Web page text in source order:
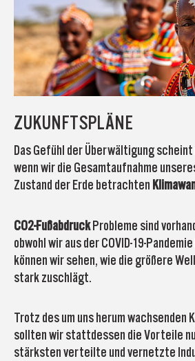
ZUKUNFTSPLÄNE
Das Gefühl der Überwältigung
wenn wir die Gesamtaufnahme
Zustand der Erde betrachten
CO2-FußabdruckProbleme sind
obwohl wir aus der COVID-19-
können wir sehen, wie die größere
stark zuschlägt.
Trotz des um uns herum
sollten wir stattdessen die Vorteile
stärksten verteilte und vernetzte